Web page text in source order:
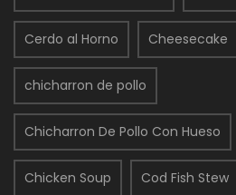
Cerdo al Horno Cheesecake
chicharron de pollo
Chicharron De Pollo Con Hueso
Chicken Soup Cod Fish Stew